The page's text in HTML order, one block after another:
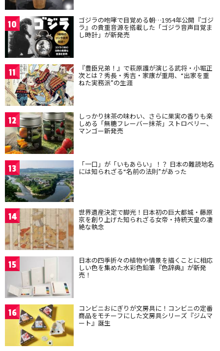
10 ゴジラの咆哮で目覚める朝…1954年公開『ゴジ
ラ』の貴重音源を搭載した「ゴジラ音声目覚ま
し時計」が新発売
11 『豊臣兄弟！』で萩原護が演じる武将・小堀正
次とは？秀長・秀吉・家康が重用、“出家を重
ねた実務派”の生涯
12 しっかり抹茶の味わい、さらに果実の香りも楽
しめる「無糖フレーバー抹茶」ストロベリー、
マンゴー新発売
13 「一口」が「いもあらい」！？ 日本の難読地名
には知られざる“名前の法則”があった
14 世界遺産決定で脚光！日本初の巨大都城・藤原
京を創り上げた知られざる女帝・持統天皇の凄
絶な執念
15 日本の四季折々の植物や情景を描くことに相応
しい色を集めた水彩色鉛筆『色辞典』が新発
売！
16 コンビニおにぎりが文房具に！コンビニの定番
商品をモチーフにした文房具シリーズ『ジムマ
ート』誕生